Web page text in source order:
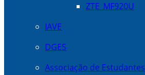
ZTE_MF920U
IAVE
DGES
Associação de Estudantes